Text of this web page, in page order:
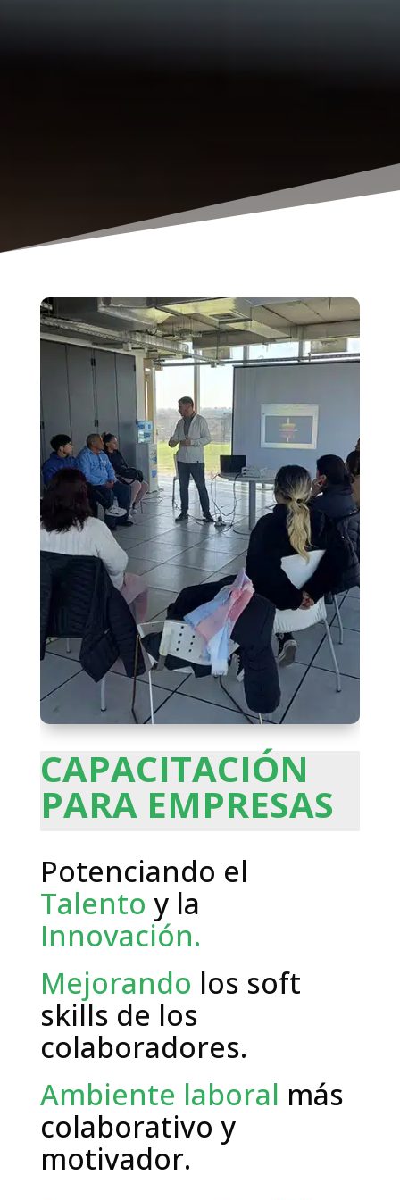
CAPACITACIÓN
PARA EMPRESAS
Potenciando el
Talento y la
Innovación.
Mejorando los soft
skills de los
colaboradores.
Ambiente laboral más
colaborativo y
motivador.